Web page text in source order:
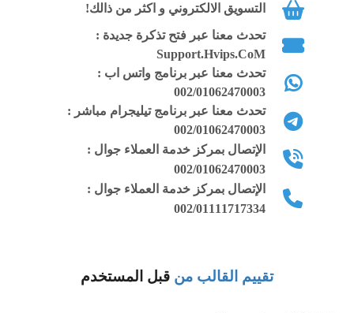
التسويق الالكتروني و اكثر من ذالك!
تحدث معنا عبر فتح تذكرة جديدة :
Support.Hvips.CoM
تحدث معنا عبر برنامج واتس اب :
002/01062470003
تحدث معنا عبر برنامج تيليجرام مباشر :
002/01062470003
الإتصال بمركز خدمة العملاء جوال :
002/01062470003
الإتصال بمركز خدمة العملاء جوال :
002/01111717334
تقييم القالب من قبل المستخدم